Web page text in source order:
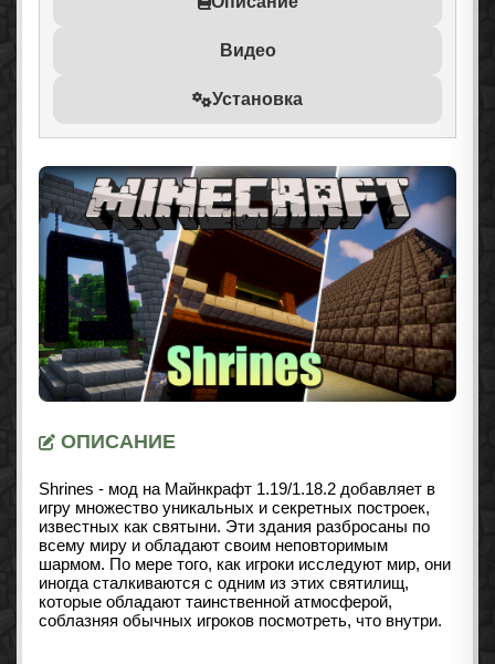
Видео
Установка
ОПИСАНИЕ
Shrines - мод на Майнкрафт 1.19/1.18.2 добавляет в
игру множество уникальных и секретных построек,
известных как святыни. Эти здания разбросаны по
всему миру и обладают своим неповторимым
шармом. По мере того, как игроки исследуют мир, они
иногда сталкиваются с одним из этих святилищ,
которые обладают таинственной атмосферой,
соблазняя обычных игроков посмотреть, что внутри.